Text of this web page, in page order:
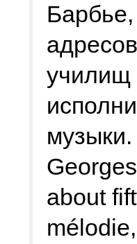
училищ
about